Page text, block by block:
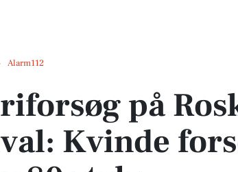
Alarm112
på Roskilde Festival: Kvinde forsøgte at stjæle 80 stole
på
Kvinde